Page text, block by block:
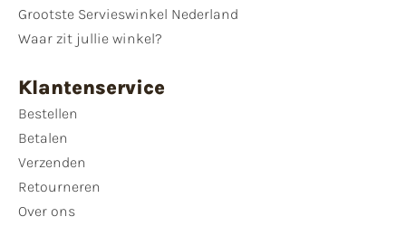
Grootste Servieswinkel Nederland
Waar zit jullie winkel?
Klantenservice
Bestellen
Betalen
Verzenden
Retourneren
Over ons